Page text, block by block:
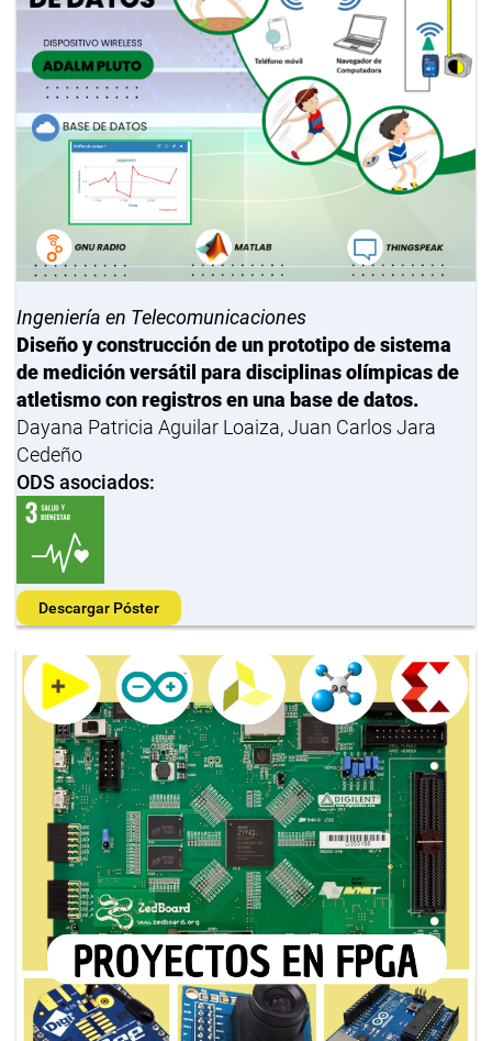
Ingeniería en Telecomunicaciones
Diseño y construcción de un prototipo de sistema
de medición versátil para disciplinas olímpicas de
atletismo con registros en una base de datos.
Dayana Patricia Aguilar Loaiza, Juan Carlos Jara
Cedeño
ODS asociados:
Descargar Póster